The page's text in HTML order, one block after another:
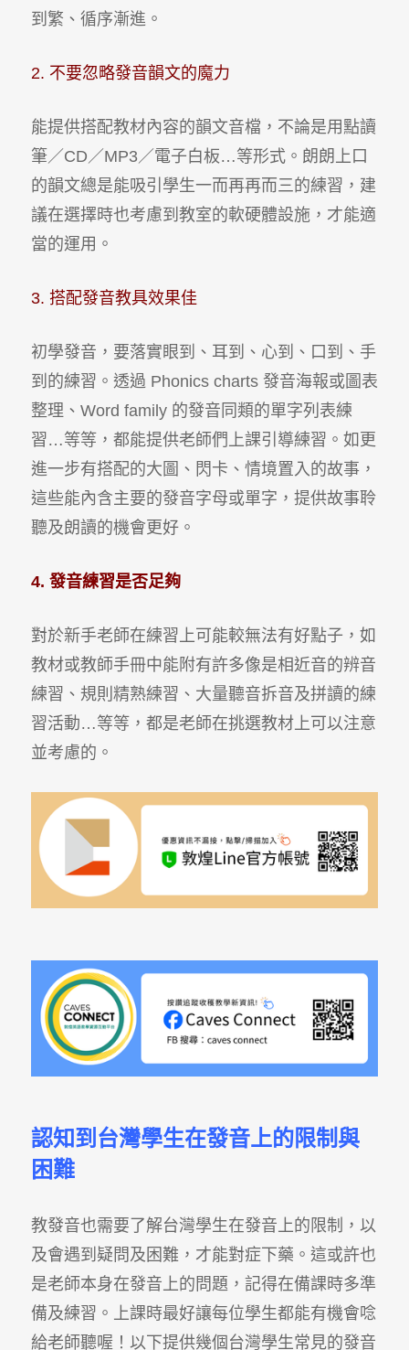
到繁、循序漸進。
2. 不要忽略發音韻文的魔力
能提供搭配教材內容的韻文音檔，不論是用點讀
筆／CD／MP3／電子白板…等形式。朗朗上口
的韻文總是能吸引學生一而再再而三的練習，建
議在選擇時也考慮到教室的軟硬體設施，才能適
當的運用。
3. 搭配發音教具效果佳
初學發音，要落實眼到、耳到、心到、口到、手
到的練習。透過 Phonics charts 發音海報或圖表
整理、Word family 的發音同類的單字列表練
習…等等，都能提供老師們上課引導練習。如更
進一步有搭配的大圖、閃卡、情境置入的故事，
這些能內含主要的發音字母或單字，提供故事聆
聽及朗讀的機會更好。
4. 發音練習是否足夠
對於新手老師在練習上可能較無法有好點子，如
教材或教師手冊中能附有許多像是相近音的辨音
練習、規則精熟練習、大量聽音拆音及拼讀的練
習活動…等等，都是老師在挑選教材上可以注意
並考慮的。
認知到台灣學生在發音上的限制與
困難
教發音也需要了解台灣學生在發音上的限制，以
及會遇到疑問及困難，才能對症下藥。這或許也
是老師本身在發音上的問題，記得在備課時多準
備及練習。上課時最好讓每位學生都能有機會唸
給老師聽喔！以下提供幾個台灣學生常見的發音